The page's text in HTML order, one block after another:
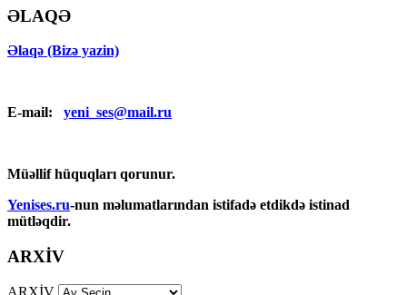
ƏLAQƏ
Əlaqə (Bizə yazin)
E-mail: yeni_ses@mail.ru
Müəllif hüquqları qorunur.
Yenises.ru-nun məlumatlarından istifadə etdikdə istinad
mütləqdir.
ARXİV
ARXİV